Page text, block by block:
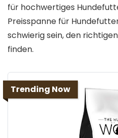
für hochwertiges
Preisspanne für
schwierig sein, den
finden.
Trending Now